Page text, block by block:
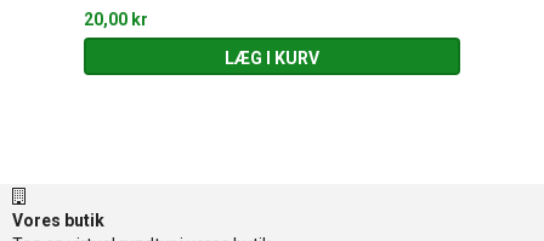
20,00 kr
LÆG I KURV
Vores butik